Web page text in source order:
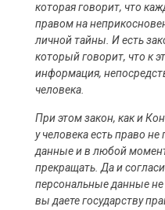
которая говорит, что
правом на
личной тайны. И есть
который говорит, что к
информация,
человека.
При этом закон, как и
у человека есть право
данные и в любой
прекращать. Да и
персональные данные не
вы даете государству